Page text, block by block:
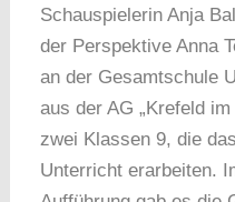
Schauspielerin Anja
der Perspektive Anna
an der Gesamtschule
aus der AG „Krefeld
zwei Klassen 9, die
Unterricht erarbeiten.